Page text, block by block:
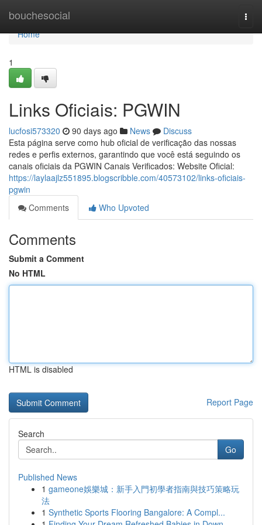
bouchesocial
Home
Home
1
Links Oficiais: PGWIN
lucfosi573320 90 days ago News
Discuss
Esta página serve como hub oficial de verificação das nossas
redes e perfis externos, garantindo que você está seguindo os
canais oficiais da PGWIN Canais Verificados: Website Oficial:
https://laylaajlz551895.blogscribble.com/40573102/links-oficiais-
pgwin
Comments
Who Upvoted
Comments
Submit a Comment
No HTML
HTML is disabled
Report Page
Search
Go
Published News
1 gameone娛樂城：新手入門初學者指南與技巧策略玩
法
1 Synthetic Sports Flooring Bangalore: A Compl...